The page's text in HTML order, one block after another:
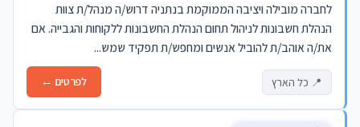
לחברה מובילה ויציבה הממוקמת בנתניה דרוש/ה מנהל/ת צוות
הנהלת חשבונות לניהול תחום הנהלת החשבונות ללקוחות והגבייה. אם
את/ה אוהב/ת להוביל אנשים ומחפש/ת תפקיד שמש...
📍 כל הארץ לפרטים ←